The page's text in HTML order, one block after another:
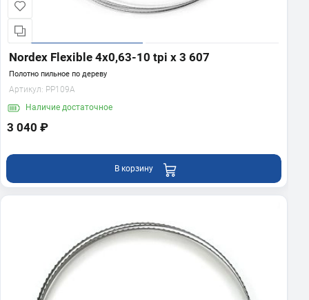
Nordex Flexible 4х0,63-10 tpi x 3 607
Полотно пильное по дереву
Артикул: PP109A
Наличие достаточное
3 040 ₽
В корзину